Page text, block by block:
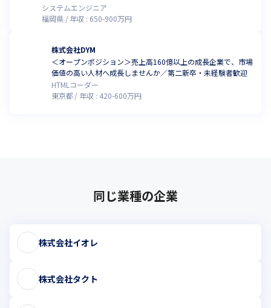
システムエンジニア
福岡県
年収 : 650-900万円
株式会社DYM
＜オープンポジション＞売上高160億以上の成長企業で、市場
価値の高い人材へ成長しませんか／第二新卒・未経験者歓迎
HTMLコーダー
東京都
年収 : 420-600万円
同じ業種の企業
株式会社イオレ
株式会社タクト